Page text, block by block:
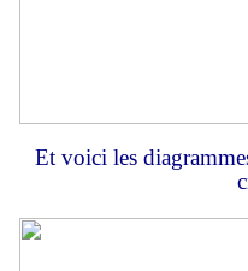
Et voici les